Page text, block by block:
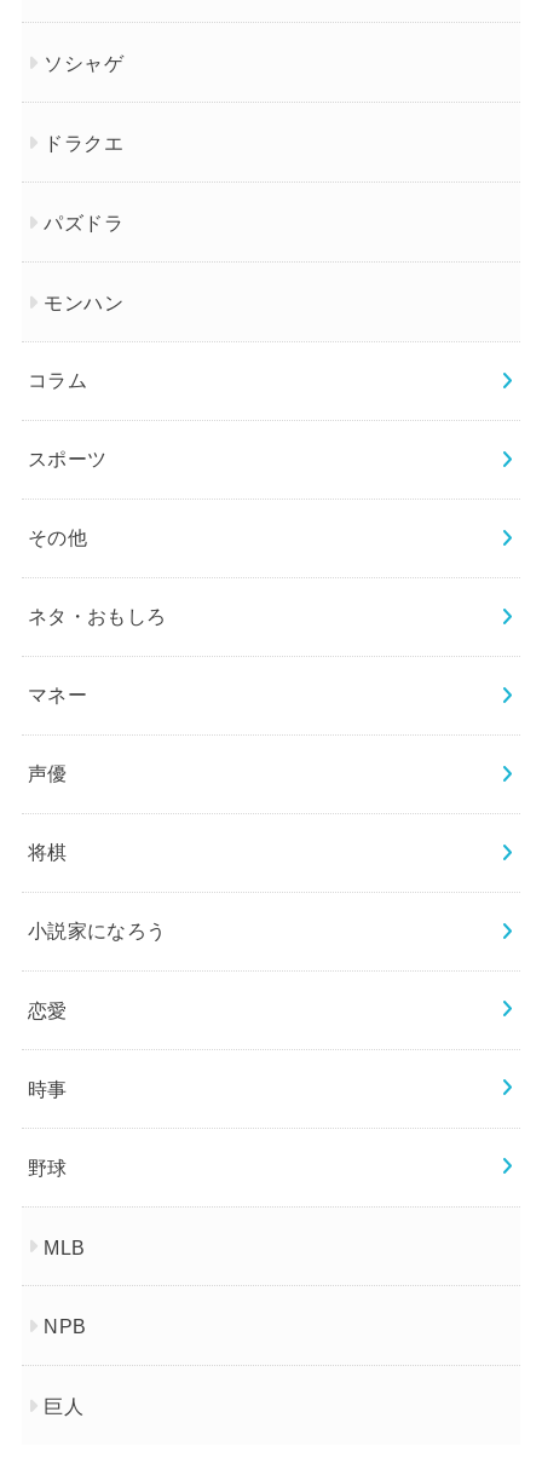
ソシャゲ
ドラクエ
パズドラ
モンハン
コラム
スポーツ
その他
ネタ・おもしろ
マネー
声優
将棋
小説家になろう
恋愛
時事
野球
MLB
NPB
巨人